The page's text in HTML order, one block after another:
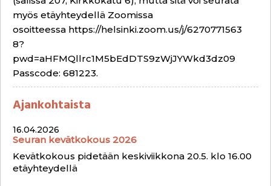
myös etäyhteydellä Zoomissa
osoitteessa https://helsinki.zoom.us/j/6270771563
8?
pwd=aHFMQllrc1M5bEdDTS9zWjJYWkd3dz09
Passcode: 681223.
Ajankohtaista
16.04.2026
Seuran kevätkokous 2026
Kevätkokous pidetään keskiviikkona 20.5. klo 16.00
etäyhteydellä